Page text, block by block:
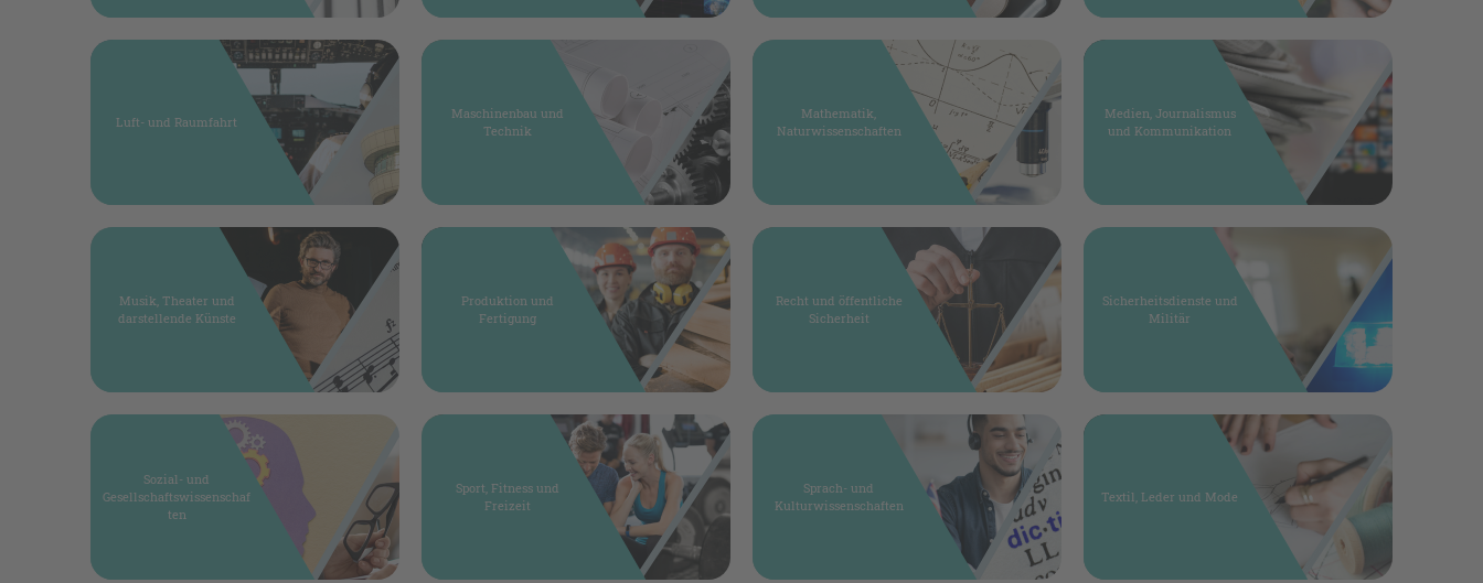
Luft- und Raumfahrt
Maschinenbau und
Technik
Mathematik,
Naturwissenschaften
Medien, Journalismus
und Kommunikation
Musik, Theater und
darstellende Künste
Produktion und
Fertigung
Recht und öffentliche
Sicherheit
Sicherheitsdienste und
Militär
Sozial- und
Gesellschaftswissenschaf
ten
Sport, Fitness und
Freizeit
Sprach- und
Kulturwissenschaften
Textil, Leder und Mode